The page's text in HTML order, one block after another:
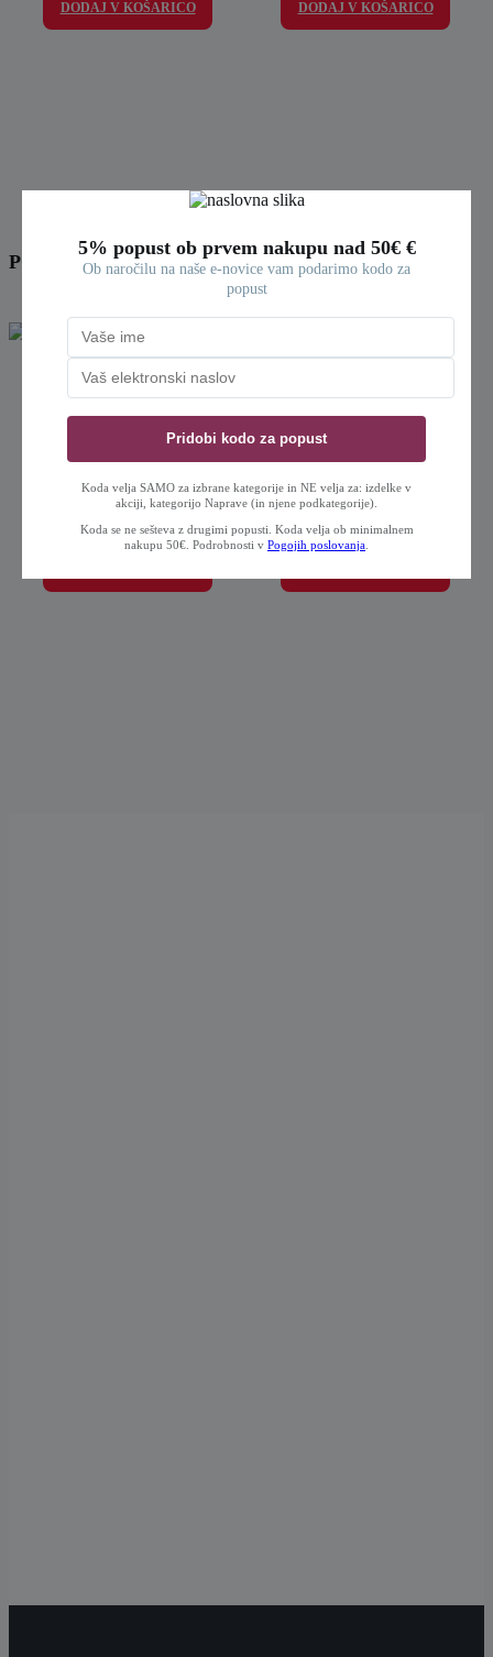
DODAJ V KOŠARICO DODAJ V KOŠARICO
PODOBNI IZDELKI
Staleks PRO Pila za pete in stopala
MBE 10
15,60€ z DDV
Mollon PRO Set 25 pilic za nohte
180/240, ravne
0,80€ z DDV
5% popust ob prvem nakupu nad 50€ €
Ob naročilu na naše e-novice vam podarimo kodo za
popust
Koda velja SAMO za izbrane kategorije in NE velja za: izdelke v
akciji, kategorijo Naprave (in njene podkategorije).
Koda se ne sešteva z drugimi popusti. Koda velja ob minimalnem
nakupu 50€. Podrobnosti v Pogojih poslovanja